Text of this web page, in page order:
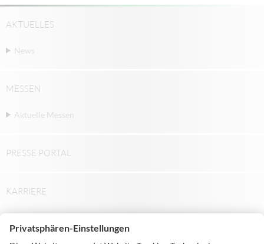
AKTUELLES
News
MESSEN
Aktuelle Messen
PRESSE PORTAL
KARRIERE